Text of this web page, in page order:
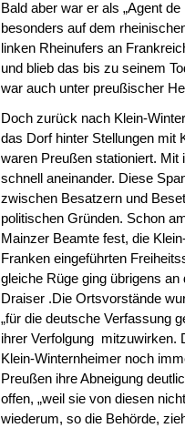
Bald aber war er als „Agent
besonders auf dem
linken Rheinufers an
und blieb das bis zu seinem
war auch unter preußischer
Doch zurück nach Klein-
das Dorf hinter Stellungen mit
waren Preußen stationiert. Mit
schnell aneinander. Diese
zwischen Besatzern und
politischen Gründen. Schon
Mainzer Beamte fest, die
Franken eingeführten
gleiche Rüge ging übrigens
Draiser .Die Ortsvorstände
„für die deutsche Verfassung
ihrer Verfolgung mitzuwirken.
Klein-Winternheimer noch
Preußen ihre Abneigung
offen, „weil sie von diesen
wiederum, so die Behörde,